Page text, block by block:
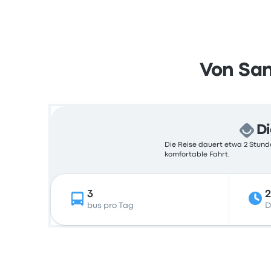
Von
Die Reise dauert etwa 2
komfortable Fahrt.
3
bus pro Tag